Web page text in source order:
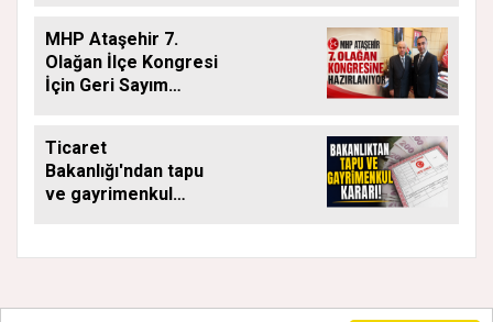
SÜRÜYOR
MHP Ataşehir 7.
Olağan İlçe Kongresi
İçin Geri Sayım
Ticaret
Bakanlığı'ndan tapu
ve gayrimenkul
yapamayacak